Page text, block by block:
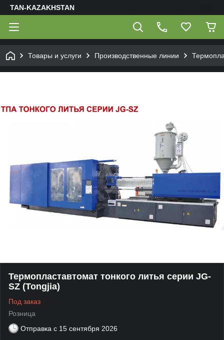
TAN-KAZAKHSTAN
Товары и услуги Производственные линии
Термопластавтомат тонкого литья серии JG-
SZ (Tongjia)
Под заказ
Розница
Отправка с 15 сентября 2026